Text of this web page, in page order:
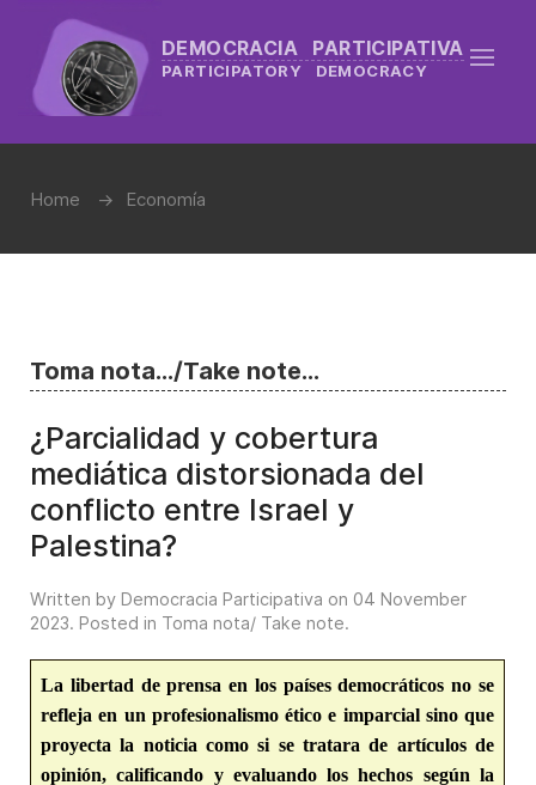
DEMOCRACIA PARTICIPATIVA
PARTICIPATORY DEMOCRACY
Home Economía
Toma nota.../Take note...
¿Parcialidad y cobertura
mediática distorsionada del
conflicto entre Israel y
Palestina?
Written by Democracia Participativa on 04 November
2023. Posted in Toma nota/ Take note.
La libertad de prensa en los países democráticos no se
refleja en un profesionalismo ético e imparcial sino que
proyecta la noticia como si se tratara de artículos de
opinión, calificando y evaluando los hechos según la